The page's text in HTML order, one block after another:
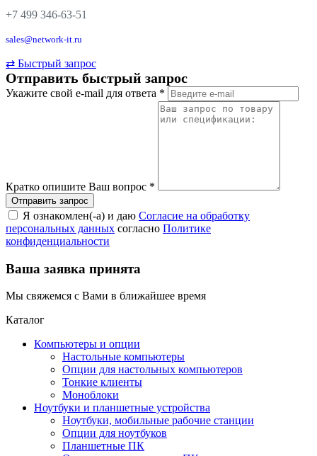
+7 499 346-63-51
sales@network-it.ru
⇄ Быстрый запрос
Отправить быстрый запрос
Укажите свой e-mail для ответа *
Кратко опишите Ваш вопрос *
Я ознакомлен(-а) и даю Согласие на обработку
персональных данных согласно Политике
конфиденциальности
Ваша заявка принята
Мы свяжемся с Вами в ближайшее время
Каталог
Компьютеры и опции
Настольные компьютеры
Опции для настольных компьютеров
Тонкие клиенты
Моноблоки
Ноутбуки и планшетные устройства
Ноутбуки, мобильные рабочие станции
Опции для ноутбуков
Планшетные ПК